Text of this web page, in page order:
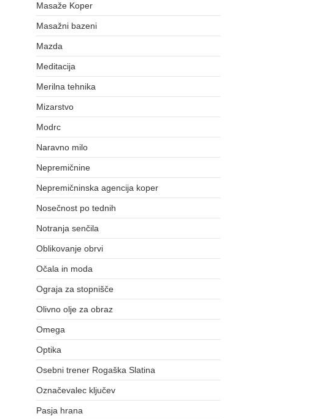
Masaže Koper
Masažni bazeni
Mazda
Meditacija
Merilna tehnika
Mizarstvo
Modrc
Naravno milo
Nepremičnine
Nepremičninska agencija koper
Nosečnost po tednih
Notranja senčila
Oblikovanje obrvi
Očala in moda
Ograja za stopnišče
Olivno olje za obraz
Omega
Optika
Osebni trener Rogaška Slatina
Označevalec ključev
Pasja hrana